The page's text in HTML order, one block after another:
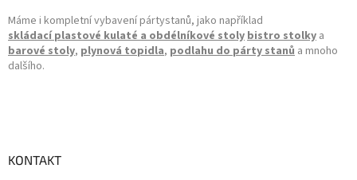
Máme i kompletní vybavení pártystanů, jako například
skládací plastové kulaté a obdélníkové stolybistro stolky a
barové stoly, plynová topidla, podlahu do párty stanů a mnoho
dalšího.
KONTAKT